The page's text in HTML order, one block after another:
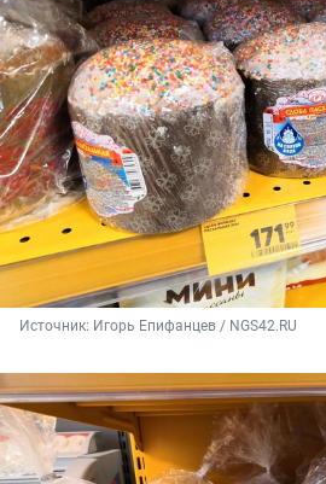
Источник: Игорь Епифанцев / NGS42.RU